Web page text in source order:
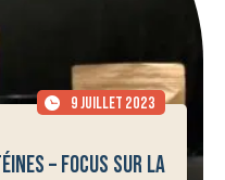
9 JUILLET 2023
– FOCUS SUR LA